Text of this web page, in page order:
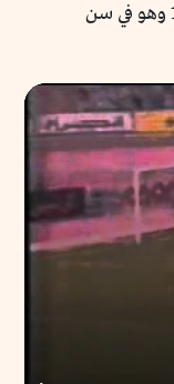
الفريق الأول بالنادي المصري عام 1988 وهو في سن